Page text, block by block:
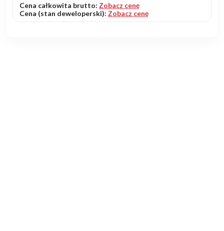
Cena całkowita brutto: Zobacz cenę
Cena (stan deweloperski): Zobacz cenę